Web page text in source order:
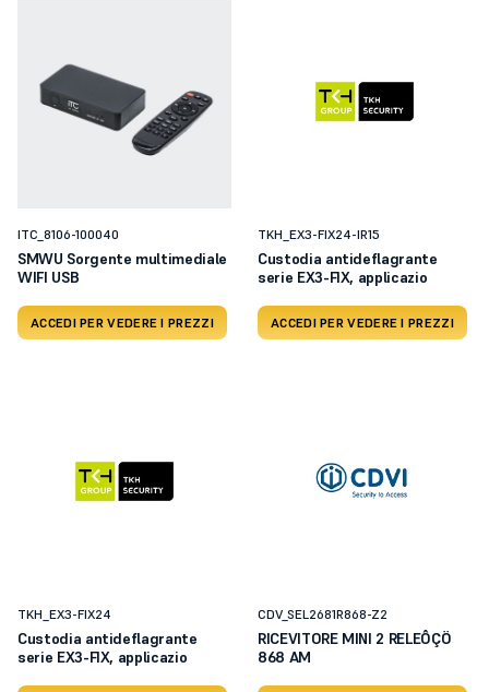
ITC_8106-100040
SMWU Sorgente multimediale
WIFI USB
ACCEDI PER VEDERE I PREZZI
TKH_EX3-FIX24-IR15
Custodia antideflagrante
serie EX3-FIX, applicazio
ACCEDI PER VEDERE I PREZZI
TKH_EX3-FIX24
Custodia antideflagrante
serie EX3-FIX, applicazio
CDV_SEL2681R868-Z2
RICEVITORE MINI 2 RELEÔÇÖ
868 AM